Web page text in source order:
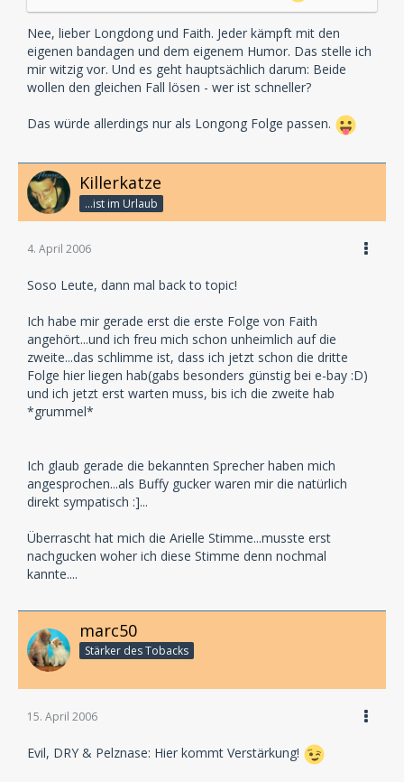
Nee, lieber Longdong und Faith. Jeder kämpft mit den
eigenen bandagen und dem eigenem Humor. Das stelle ich
mir witzig vor. Und es geht hauptsächlich darum: Beide
wollen den gleichen Fall lösen - wer ist schneller?
Das würde allerdings nur als Longong Folge passen.
Killerkatze
...ist im Urlaub
4. April 2006
Soso Leute, dann mal back to topic!
Ich habe mir gerade erst die erste Folge von Faith
angehört...und ich freu mich schon unheimlich auf die
zweite...das schlimme ist, dass ich jetzt schon die dritte
Folge hier liegen hab(gabs besonders günstig bei e-bay :D)
und ich jetzt erst warten muss, bis ich die zweite hab
*grummel*
Ich glaub gerade die bekannten Sprecher haben mich
angesprochen...als Buffy gucker waren mir die natürlich
direkt sympatisch :]...
Überrascht hat mich die Arielle Stimme...musste erst
nachgucken woher ich diese Stimme denn nochmal
kannte....
marc50
Stärker des Tobacks
15. April 2006
Evil, DRY & Pelznase: Hier kommt Verstärkung!